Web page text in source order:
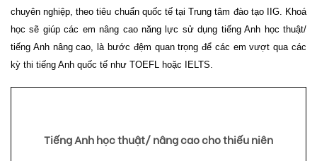
chuyên nghiệp, theo tiêu chuẩn quốc tế tại Trung tâm đào tạo IIG. Khoá
học sẽ giúp các em nâng cao năng lực sử dụng tiếng Anh học thuật/
tiếng Anh nâng cao, là bước đệm quan trọng để các em vượt qua các
kỳ thi tiếng Anh quốc tế như TOEFL hoặc IELTS.
Tiếng Anh học thuật/ nâng cao cho thiếu niên